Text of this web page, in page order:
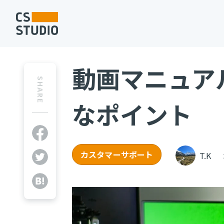
SHARE
動画マニュ
なポイント
カスタマーサポート T.K